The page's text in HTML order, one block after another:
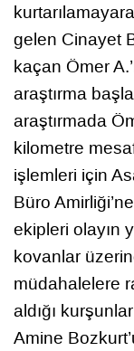
gelen Cinayet
kaçan Ömer
araştırma
araştırmada
kilometre
işlemleri için
Büro
ekipleri olayın
kovanlar
müdahalelere
aldığı
Amine